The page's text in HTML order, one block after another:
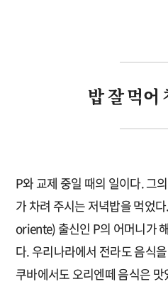
밥 잘 먹어
P와 교제 중일 때의 일이다. 그
가 차려 주시는 저녁밥을 먹었
oriente) 출신인 P의 어머니가
다. 우리나라에서 전라도 음식
쿠바에서도 오리엔떼 음식은